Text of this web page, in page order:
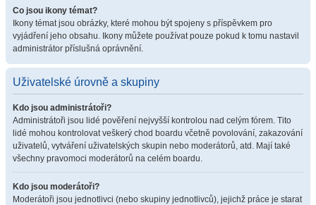
Co jsou ikony témat?
Ikony témat jsou obrázky, které mohou být spojeny s příspěvkem pro
vyjádření jeho obsahu. Ikony můžete používat pouze pokud k tomu nastavil
administrátor příslušná oprávnění.
Uživatelské úrovně a skupiny
Kdo jsou administrátoři?
Administrátoři jsou lidé pověření nejvyšší kontrolou nad celým fórem. Tito
lidé mohou kontrolovat veškerý chod boardu včetně povolování, zakazování
uživatelů, vytváření uživatelských skupin nebo moderátorů, atd. Mají také
všechny pravomoci moderátorů na celém boardu.
Kdo jsou moderátoři?
Moderátoři jsou jednotlivci (nebo skupiny jednotlivců), jejichž práce je starat